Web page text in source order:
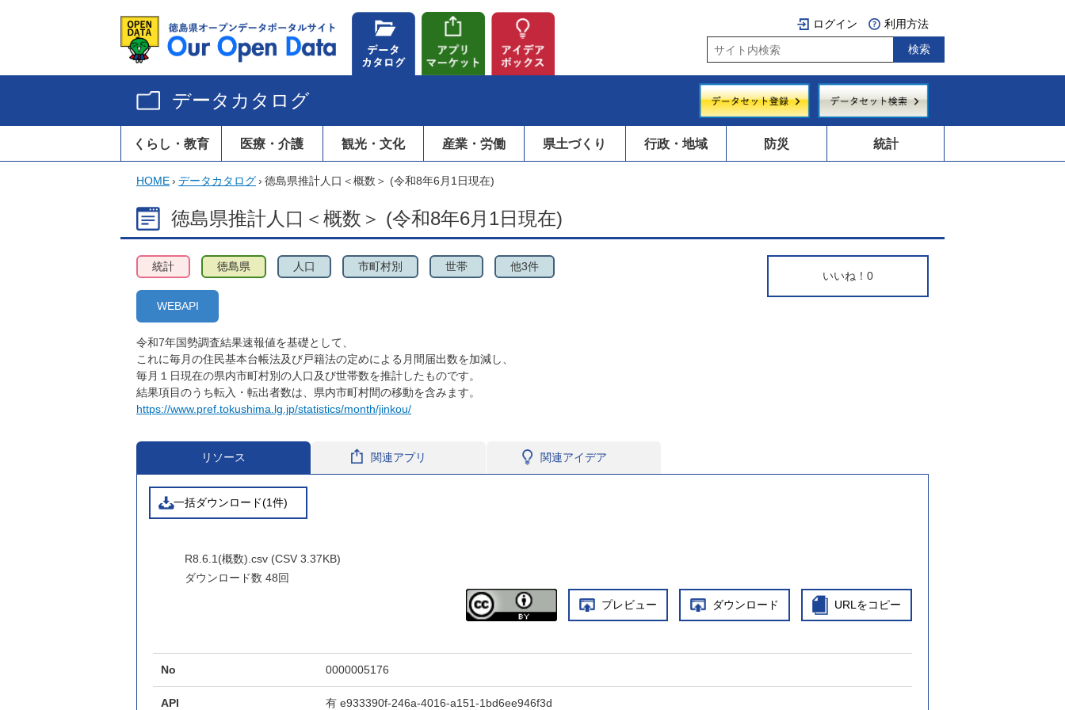
ログイン 利用方法
データカタログ
くらし・教育 医療・介護 観光・文化 産業・労働 県土づくり 行政・地域 防災 統計
HOME› データカタログ› 徳島県推計人口＜概数＞ (令和8年6月1日現在)
徳島県推計人口＜概数＞ (令和8年6月1日現在)
いいね！ 0
統計 徳島県 人口 市町村別 世帯 他3件
WEBAPI
令和7年国勢調査結果速報値を基礎として、
これに毎月の住民基本台帳法及び戸籍法の定めによる月間届出数を加減し、
毎月１日現在の県内市町村別の人口及び世帯数を推計したものです。
結果項目のうち転入・転出者数は、県内市町村間の移動を含みます。
https://www.pref.tokushima.lg.jp/statistics/month/jinkou/
リソース 関連アプリ 関連アイデア
一括ダウンロード(1件)
R8.6.1(概数).csv (CSV 3.37KB)
ダウンロード数 48回
プレビュー ダウンロード URLをコピー
No 0000005176
API 有 e933390f-246a-4016-a151-1bd6ee946f3d